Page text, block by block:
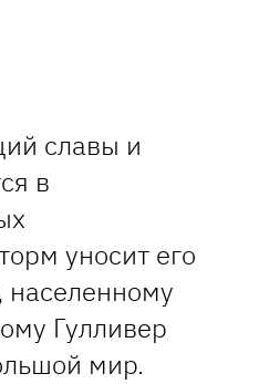
славы и
в
уносит его
населенному
Гулливер
мир.